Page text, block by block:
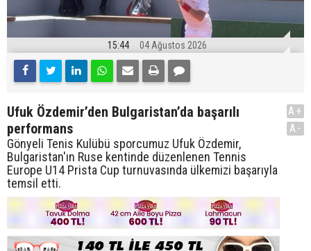
15:44 04 Ağustos 2026
Ufuk Özdemir’den Bulgaristan’da başarılı
performans
Gönyeli Tenis Kulübü sporcumuz Ufuk Özdemir,
Bulgaristan'ın Ruse kentinde düzenlenen Tennis
Europe U14 Prista Cup turnuvasında ülkemizi başarıyla
temsil etti.
A+
A-